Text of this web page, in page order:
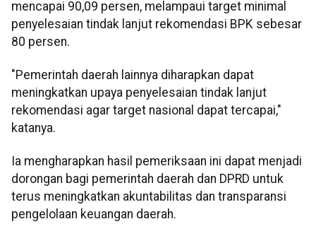
mencapai 90,09 persen, melampaui target minimal
penyelesaian tindak lanjut rekomendasi BPK sebesar
80 persen.
"Pemerintah daerah lainnya diharapkan dapat
meningkatkan upaya penyelesaian tindak lanjut
rekomendasi agar target nasional dapat tercapai,"
katanya.
Ia mengharapkan hasil pemeriksaan ini dapat menjadi
dorongan bagi pemerintah daerah dan DPRD untuk
terus meningkatkan akuntabilitas dan transparansi
pengelolaan keuangan daerah.